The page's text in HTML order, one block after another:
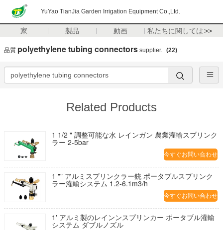
YuYao TianJia Garden Irrigation Equipment Co.,Ltd.
家 製品 動画 私たちに関しては>>
品質 polyethylene tubing connectors supplier. (22)
Related Products
1 1/2 " 調整可能な水 レインガン 農業灌輸スプリンク
ラー 2-5bar
今すぐお問い合わせ
1 "" アルミスプリンクラー銃 ポータブルスプリンク
ラー灌輸システム 1.2-6.1m3/h
今すぐお問い合わせ
1' アルミ製のレインンスプリンカー ポータブル灌輸
システム ダブルノズル